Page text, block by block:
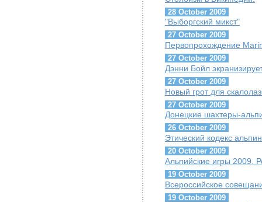
28 October 2009
"Выборгский микст"
27 October 2009
Первопрохождение
27 October 2009
Дэнни Бойл
27 October 2009
Новый грот для
27 October 2009
Донецкие шахтеры-
26 October 2009
Этический кодекс
20 October 2009
Альпийские игры 2009.
19 October 2009
Всероссийское
19 October 2009